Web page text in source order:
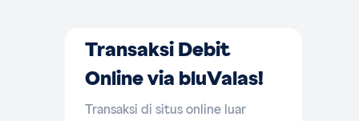
Transaksi Debit
Online via bluValas!
Transaksi di situs online luar